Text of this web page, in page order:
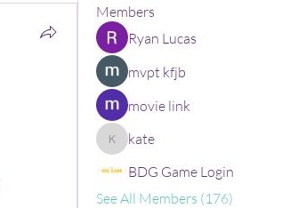
Members
Ryan Lucas
mvpt kfjb
movie link
katekate
BDG Game Login
See All Members (176)